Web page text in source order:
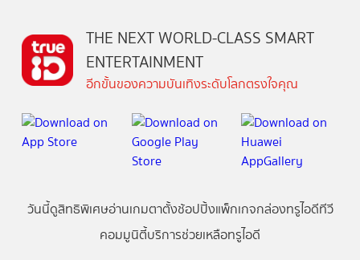
THE NEXT WORLD-CLASS SMART
ENTERTAINMENT
อีกขั้นของความบันเทิงระดับโลกตรงใจคุณ
วันนี้ดูสิทธิพิเศษอ่านเกมตาตั้งช้อปปิ้งแพ็กเกจกล่องทรูไอดีทีวี
คอมมูนิตี้บริการช่วยเหลือทรูไอดี